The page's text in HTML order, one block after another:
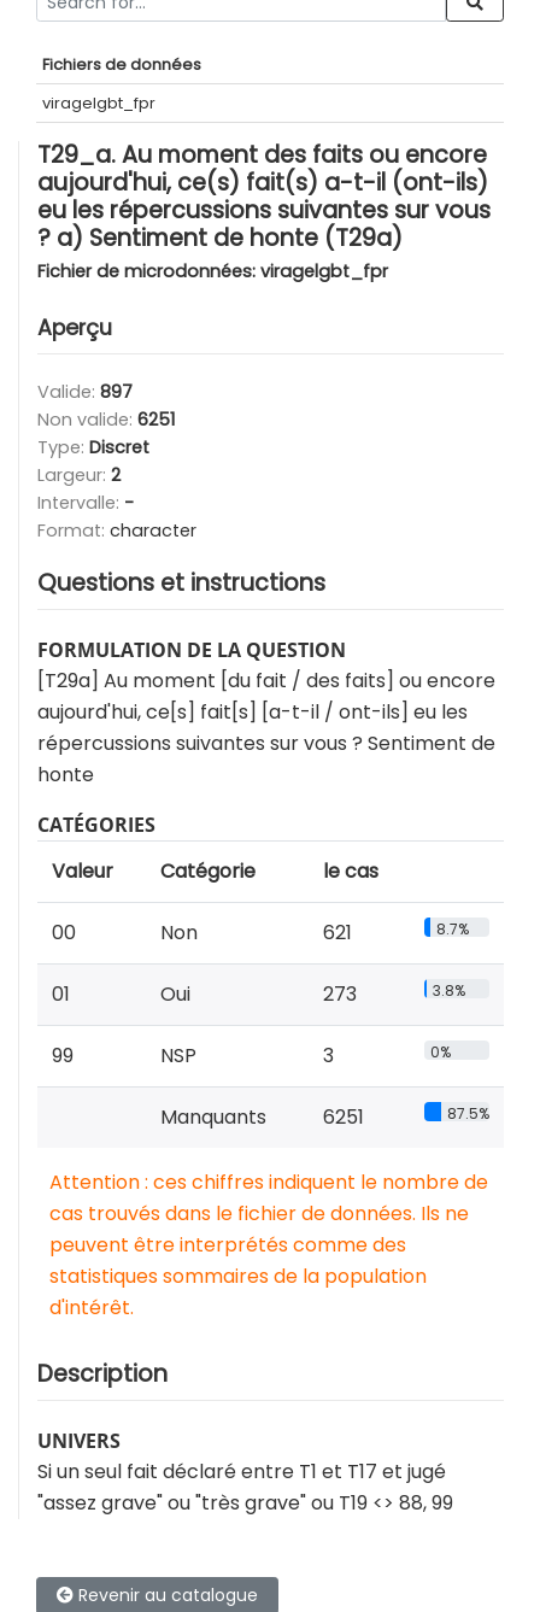
Fichiers de données
viragelgbt_fpr
T29_a. Au moment des faits ou encore
aujourd'hui, ce(s) fait(s) a-t-il (ont-ils)
eu les répercussions suivantes sur vous
? a) Sentiment de honte (T29a)
Fichier de microdonnées: viragelgbt_fpr
Aperçu
Valide: 897
Non valide: 6251
Type: Discret
Largeur: 2
Intervalle: -
Format: character
Questions et instructions
FORMULATION DE LA QUESTION
[T29a] Au moment [du fait / des faits] ou encore
aujourd'hui, ce[s] fait[s] [a-t-il / ont-ils] eu les
répercussions suivantes sur vous ? Sentiment de
honte
CATÉGORIES
Valeur Catégorie le cas
00 Non 621 8.7%
01 Oui 273 3.8%
99 NSP 3 0%
Manquants 6251 87.5%
Attention : ces chiffres indiquent le nombre de
cas trouvés dans le fichier de données. Ils ne
peuvent être interprétés comme des
statistiques sommaires de la population
d'intérêt.
Description
UNIVERS
Si un seul fait déclaré entre T1 et T17 et jugé
"assez grave" ou "très grave" ou T19 <> 88, 99
Revenir au catalogue